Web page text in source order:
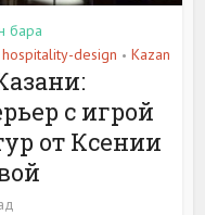
бара
hospitality-design • Kazan
с игрой
от Ксении